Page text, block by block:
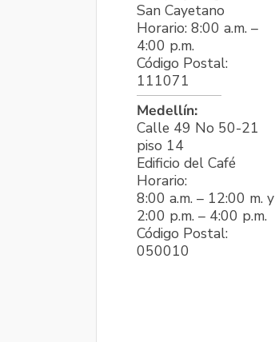
San Cayetano
Horario: 8:00 a.m. –
4:00 p.m.
Código Postal:
111071
Medellín:
Calle 49 No 50-21
piso 14
Edificio del Café
Horario:
8:00 a.m. – 12:00 m. y
2:00 p.m. – 4:00 p.m.
Código Postal:
050010